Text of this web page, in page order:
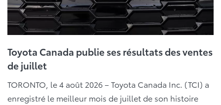
Toyota Canada publie ses résultats des ventes
de juillet
TORONTO, le 4 août 2026 – Toyota Canada Inc. (TCI) a
enregistré le meilleur mois de juillet de son histoire